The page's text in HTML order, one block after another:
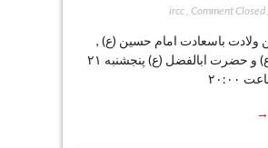
,
ircc, Comment Closed
باسعادت امام حسین (ع) ,
امام سجاد (ع) و حضرت ابالفضل (ع) پنجشنبه ۲۱